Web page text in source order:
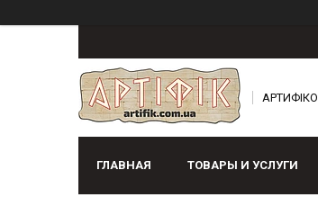
АРТИФІКО
ГЛАВНАЯ ТОВАРЫ И УСЛУГИ